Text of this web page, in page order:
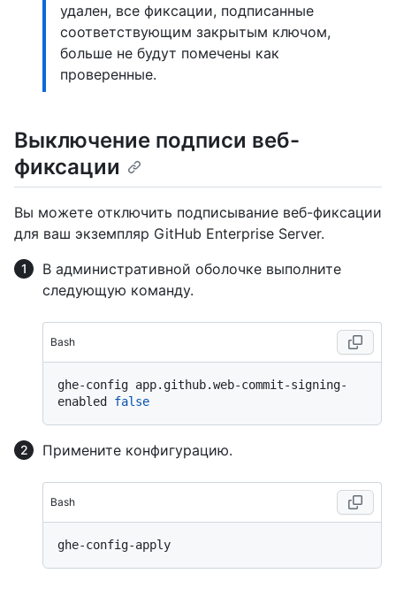
удален, все фиксации, подписанные
соответствующим закрытым ключом,
больше не будут помечены как
проверенные.
Выключение подписи веб-
фиксации
Вы можете отключить подписывание веб-фиксации
для ваш экземпляр GitHub Enterprise Server.
В административной оболочке выполните
следующую команду.
Bash
ghe-config app.github.web-commit-signing-
enabled false
Примените конфигурацию.
Bash